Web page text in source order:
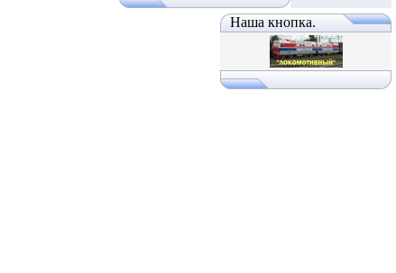
Наша кнопка.